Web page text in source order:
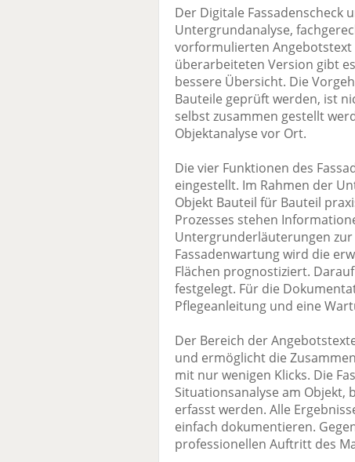
Der Digitale Fassadenscheck
Untergrundanalyse,
vorformulierten Angebotstext
überarbeiteten Version gibt
bessere Übersicht. Die
Bauteile geprüft werden, ist
selbst zusammen gestellt
Objektanalyse vor Ort.
Die vier Funktionen des
eingestellt. Im Rahmen der
Objekt Bauteil für Bauteil
Prozesses stehen
Untergrunderläuterungen
Fassadenwartung wird die
Flächen prognostiziert.
festgelegt. Für die
Pflegeanleitung und eine
Der Bereich der
und ermöglicht die
mit nur wenigen Klicks. Die
Situationsanalyse am
erfasst werden. Alle
einfach dokumentieren.
professionellen Auftritt des